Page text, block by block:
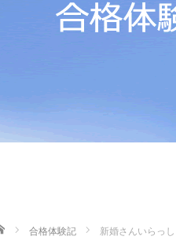
ーム 合格体験記 新婚さんいらっ